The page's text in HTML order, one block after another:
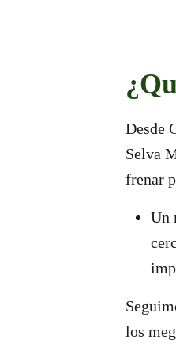
Desde
Selva
frenar
Un
los